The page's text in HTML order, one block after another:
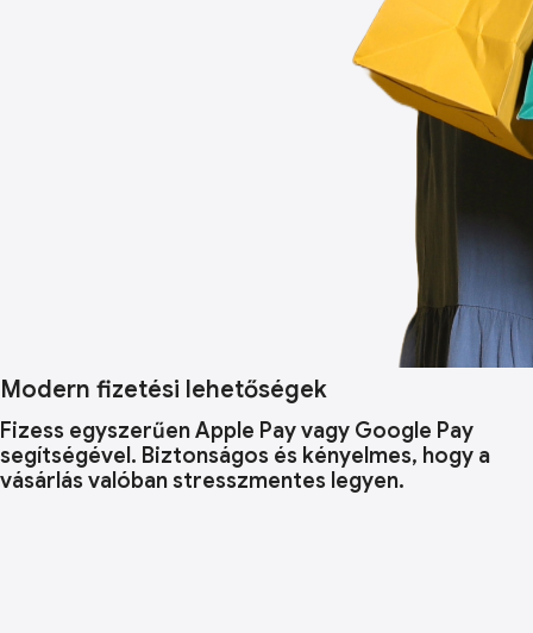
Modern fizetési lehetőségek
Fizess egyszerűen Apple Pay vagy Google Pay
segítségével. Biztonságos és kényelmes, hogy a
vásárlás valóban stresszmentes legyen.